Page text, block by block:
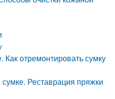
Как отремонтировать сумку
Реставрация пряжки